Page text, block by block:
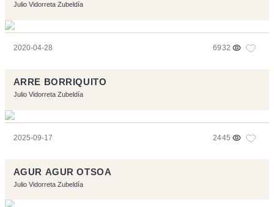
Julio Vidorreta Zubeldía
2020-04-28 6932
ARRE BORRIQUITO
Julio Vidorreta Zubeldía
2025-09-17 2445
AGUR AGUR OTSOA
Julio Vidorreta Zubeldía